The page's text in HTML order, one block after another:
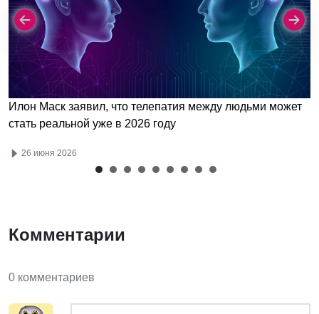
Илон Маск заявил, что телепатия между людьми может
стать реальной уже в 2026 году
26 июня 2026
Комментарии
0 комментариев